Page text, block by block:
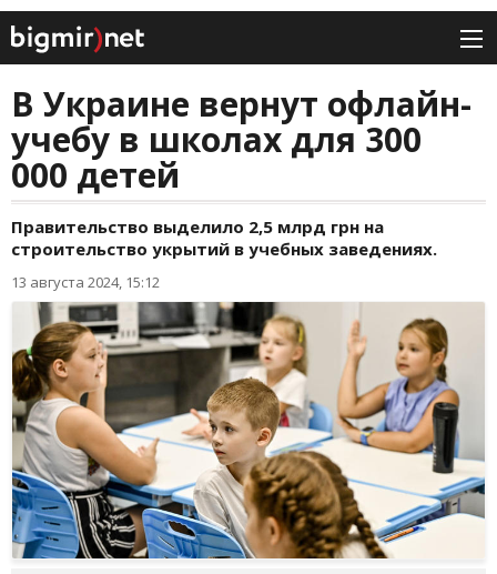
В Украине вернут офлайн-
учебу в школах для 300
000 детей
Правительство выделило 2,5 млрд грн на
строительство укрытий в учебных заведениях.
13 августа 2024, 15:12